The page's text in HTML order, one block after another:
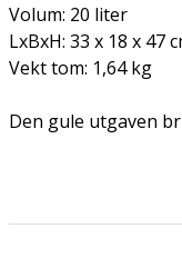
Volum: 20 liter
LxBxH: 33 x 18 x 47
Vekt tom: 1,64 kg
Den gule utgaven